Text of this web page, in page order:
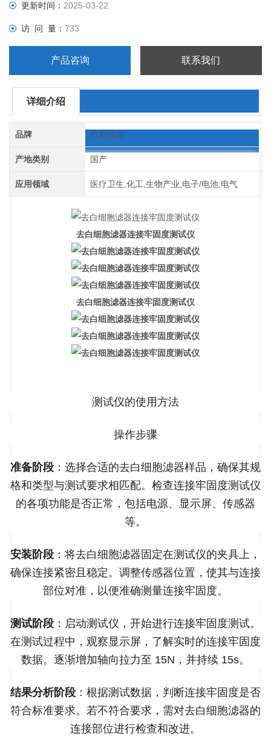
更新时间：2025-03-22
访 问 量：733
产品咨询 联系我们
详细介绍
品牌 竹岩仪器
产地类别 国产
应用领域 医疗卫生,化工,生物产业,电子/电池,电气
去白细胞滤器连接牢固度测试仪
去白细胞滤器连接牢固度测试仪
测试仪的使用方法
操作步骤
准备阶段：选择合适的去白细胞滤器样品，确保其规
格和类型与测试要求相匹配。检查连接牢固度测试仪
的各项功能是否正常，包括电源、显示屏、传感器
等。
安装阶段：将去白细胞滤器固定在测试仪的夹具上，
确保连接紧密且稳定。调整传感器位置，使其与连接
部位对准，以便准确测量连接牢固度。
测试阶段：启动测试仪，开始进行连接牢固度测试。
在测试过程中，观察显示屏，了解实时的连接牢固度
数据。逐渐增加轴向拉力至 15N，并持续 15s。
结果分析阶段：根据测试数据，判断连接牢固度是否
符合标准要求。若不符合要求，需对去白细胞滤器的
连接部位进行检查和改进。